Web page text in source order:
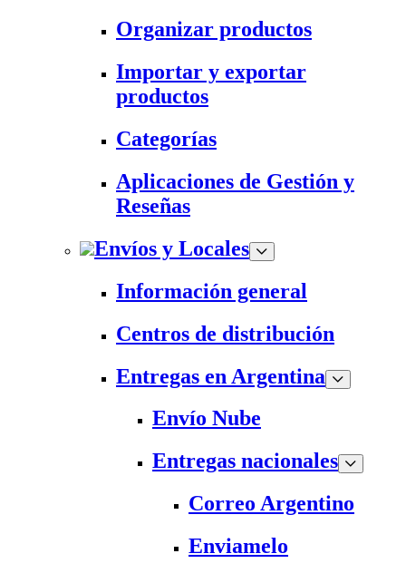
Organizar productos
Importar y exportar
productos
Categorías
Aplicaciones de Gestión y
Reseñas
Envíos y Locales
Información general
Centros de distribución
Entregas en Argentina
Envío Nube
Entregas nacionales
Correo Argentino
Enviamelo